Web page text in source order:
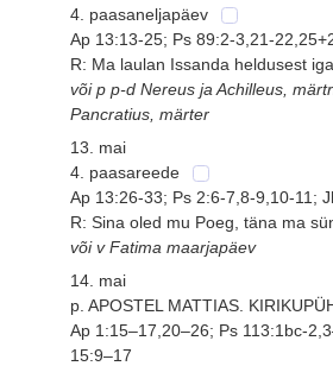
4. paasaneljapäev
Ap 13:13-25; Ps 89:2-3,21-
R: Ma laulan Issanda heldusest
või p p-d Nereus ja Achilleus,
Pancratius, märter
13. mai
4. paasareede
Ap 13:26-33; Ps 2:6-7,8-9,10-11;
R: Sina oled mu Poeg, täna ma
või v Fatima maarjapäev
14. mai
p. APOSTEL MATTIAS.
Ap 1:15–17,20–26; Ps 113:1bc-
15:9–17